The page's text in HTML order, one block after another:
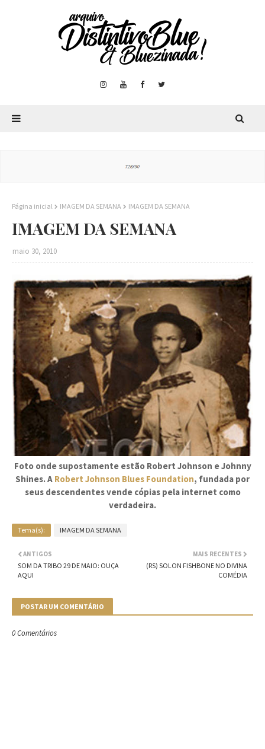
Página inicial IMAGEM DA SEMANA IMAGEM DA SEMANA
IMAGEM DA SEMANA
maio 30, 2010
Foto onde supostamente estão Robert Johnson e Johnny
Shines. A Robert Johnson Blues Foundation, fundada por
seus descendentes vende cópias pela internet como
verdadeira.
Tema(s): IMAGEM DA SEMANA
MAIS RECENTES
(RS) SOLON FISHBONE NO DIVINA
COMÉDIA
ANTIGOS
SOM DA TRIBO 29 DE MAIO: OUÇA
AQUI
POSTAR UM COMENTÁRIO
0 Comentários